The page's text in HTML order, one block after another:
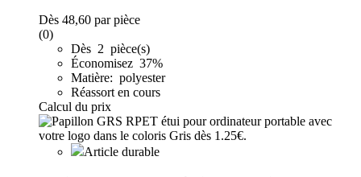
Dès 48,60 par pièce
(0)
Dès 2 pièce(s)
Économisez 37%
Matière: polyester
Réassort en cours
Calcul du prix
Article durable